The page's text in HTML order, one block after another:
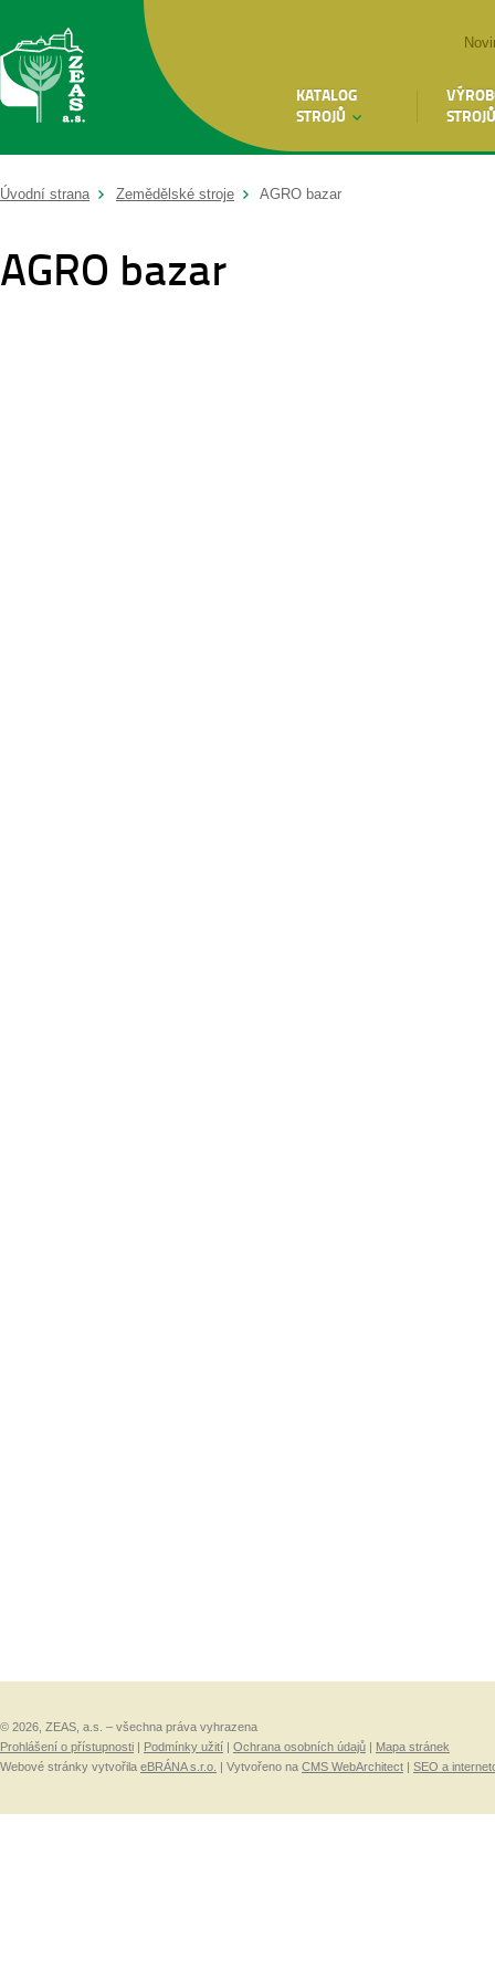
KATALOG
STROJŮ
STROJŮ
Úvodní strana Zemědělské stroje AGRO bazar
AGRO bazar
© 2026, ZEAS, a.s. – všechna práva vyhrazena
Prohlášení o přístupnosti
Podmínky užití Ochrana osobních údajů
Mapa stránek
Webové stránky vytvořila eBRÁNA s.r.o. | Vytvořeno na CMS WebArchitect SEO a